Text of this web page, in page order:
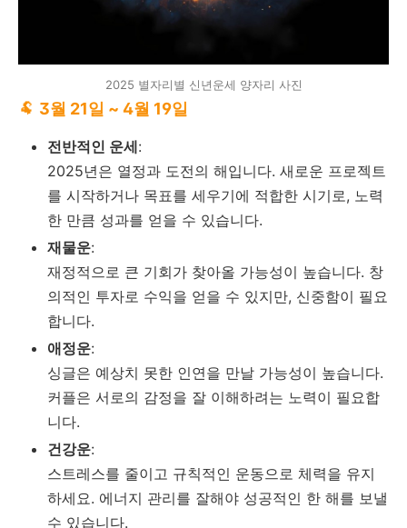
2025 별자리별 신년운세 양자리 사진
🐏 3월 21일 ~ 4월 19일
전반적인 운세:
2025년은 열정과 도전의 해입니다. 새로운 프로젝트
를 시작하거나 목표를 세우기에 적합한 시기로, 노력
한 만큼 성과를 얻을 수 있습니다.
재물운:
재정적으로 큰 기회가 찾아올 가능성이 높습니다. 창
의적인 투자로 수익을 얻을 수 있지만, 신중함이 필요
합니다.
애정운:
싱글은 예상치 못한 인연을 만날 가능성이 높습니다.
커플은 서로의 감정을 잘 이해하려는 노력이 필요합
니다.
건강운:
스트레스를 줄이고 규칙적인 운동으로 체력을 유지
하세요. 에너지 관리를 잘해야 성공적인 한 해를 보낼
수 있습니다.